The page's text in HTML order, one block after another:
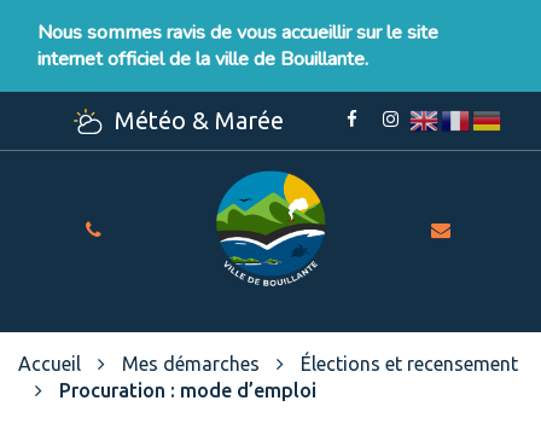
Nous sommes ravis de vous accueillir sur le site
internet officiel de la ville de Bouillante.
Météo & Marée
Lien
Facebook
Lien
Instagram
Site
officiel
de
Ville
de
Bouillante
Accueil Mes démarches
Élections et recensement
Procuration : mode d’emploi